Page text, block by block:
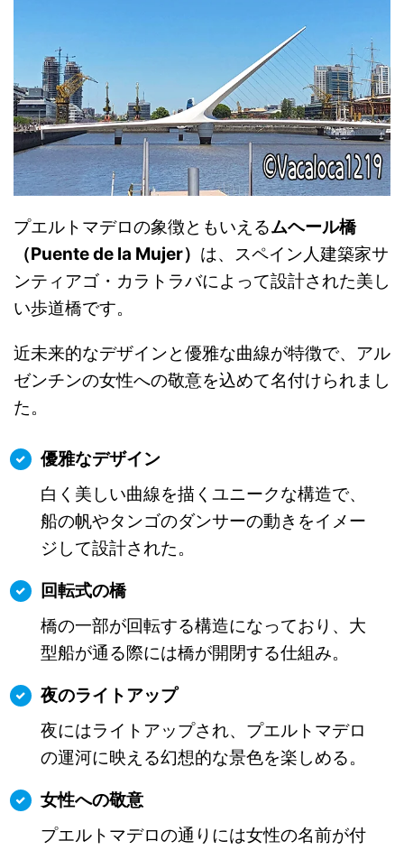
プエルトマデロの象徴ともいえるムヘール橋
（Puente de la Mujer） は、スペイン人建築家サ
ンティアゴ・カラトラバによって設計された美し
い歩道橋です。
近未来的なデザインと優雅な曲線が特徴で、アル
ゼンチンの女性への敬意を込めて名付けられまし
た。
優雅なデザイン
白く美しい曲線を描くユニークな構造で、
船の帆やタンゴのダンサーの動きをイメー
ジして設計された。
回転式の橋
橋の一部が回転する構造になっており、大
型船が通る際には橋が開閉する仕組み。
夜のライトアップ
夜にはライトアップされ、プエルトマデロ
の運河に映える幻想的な景色を楽しめる。
女性への敬意
プエルトマデロの通りには女性の名前が付